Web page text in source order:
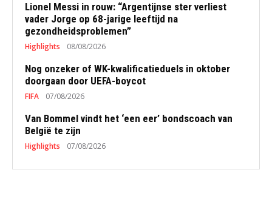
Lionel Messi in rouw: “Argentijnse ster verliest
vader Jorge op 68-jarige leeftijd na
gezondheidsproblemen”
Highlights 08/08/2026
Nog onzeker of WK-kwalificatieduels in oktober
doorgaan door UEFA-boycot
FIFA 07/08/2026
Van Bommel vindt het ‘een eer’ bondscoach van
België te zijn
Highlights 07/08/2026